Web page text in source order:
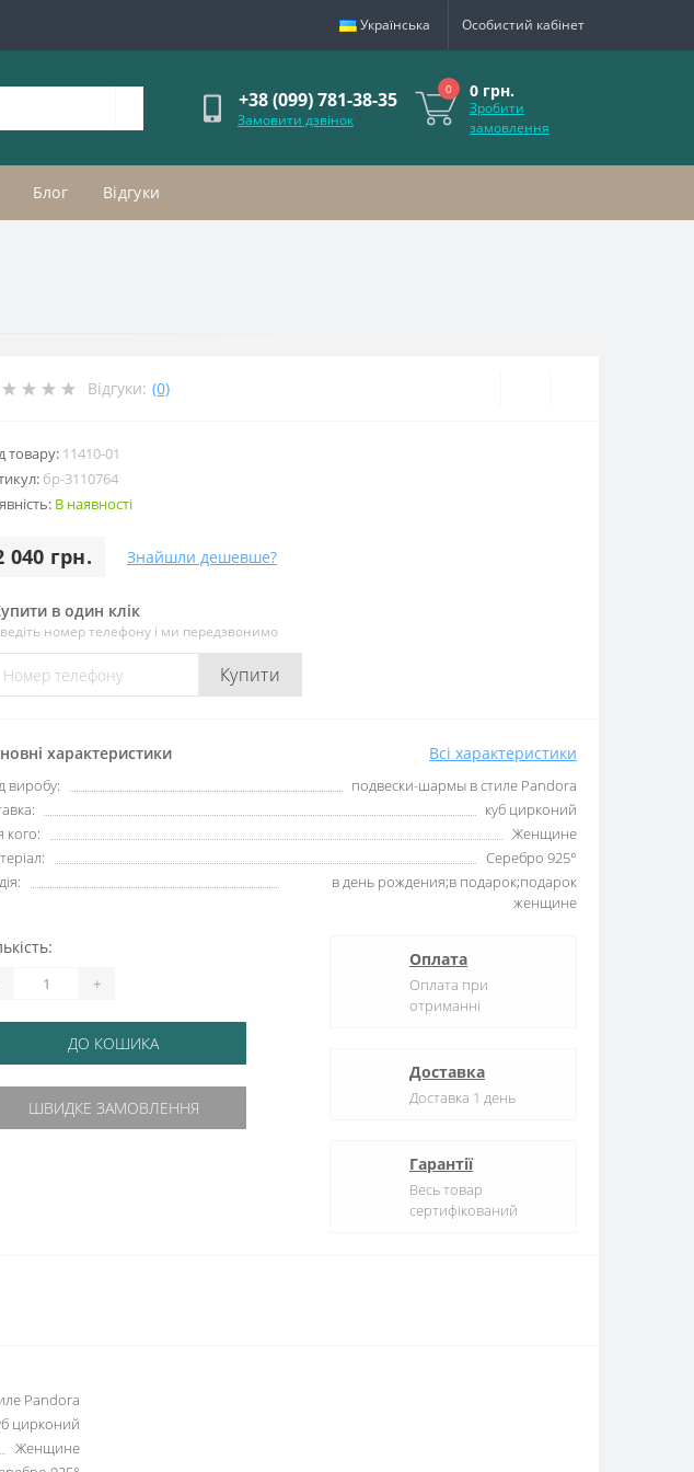
Українська Особистий кабінет
+38 (099) 781-38-35
Замовити дзвінок
0 0 грн.
Зробити
замовлення
Блог Відгуки
Відгуки: (0)
товару: 11410-01
бр-3110764
В наявності
040 грн. Знайшли дешевше?
в один клік
номер телефону і ми передзвонимо
Купити
характеристики Всі характеристики
виробу:
подвески-шармы в стиле Pandora
куб цирконий
кого:
Женщине
Серебро 925°
в день рождения;в подарок;подарок
женщине
+
ДО КОШИКА
ШВИДКЕ ЗАМОВЛЕННЯ
Оплата
Оплата при
отриманні
Доставка
Доставка 1 день
Гарантії
Весь товар
сертифікований
Pandora
цирконий
Женщине